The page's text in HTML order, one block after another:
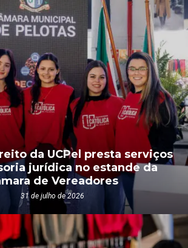
da UCPel presta serviços
jurídica no estande da
de Vereadores
31 de julho de 2026